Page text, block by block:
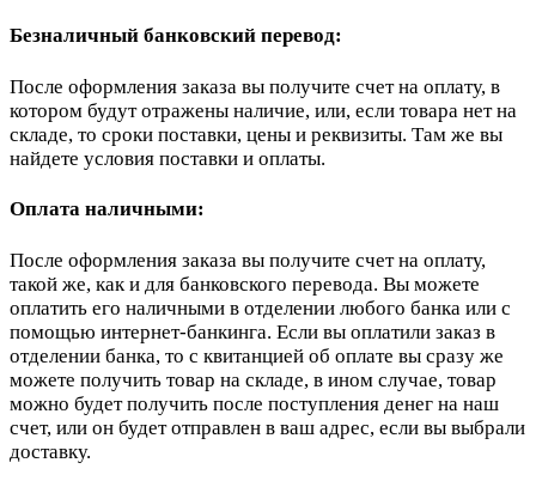
Безналичный банковский перевод:
После оформления заказа вы получите счет на оплату, в
котором будут отражены наличие, или, если товара нет на
складе, то сроки поставки, цены и реквизиты. Там же вы
найдете условия поставки и оплаты.
Оплата наличными:
После оформления заказа вы получите счет на оплату,
такой же, как и для банковского перевода. Вы можете
оплатить его наличными в отделении любого банка или с
помощью интернет-банкинга. Если вы оплатили заказ в
отделении банка, то с квитанцией об оплате вы сразу же
можете получить товар на складе, в ином случае, товар
можно будет получить после поступления денег на наш
счет, или он будет отправлен в ваш адрес, если вы выбрали
доставку.